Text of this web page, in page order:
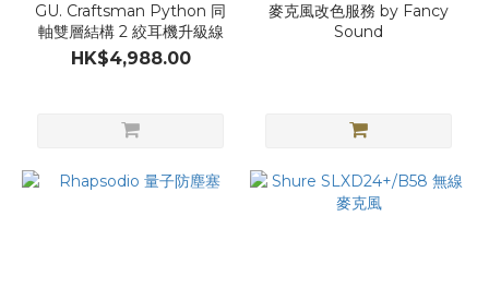
GU. Craftsman Python 同
軸雙層結構 2 絞耳機升級線
HK$4,988.00
麥克風改色服務 by Fancy
Sound